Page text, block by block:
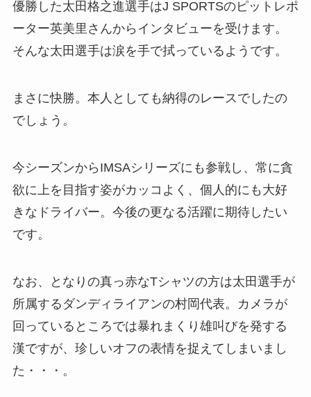
優勝した太田格之進選手はJ SPORTSのピットレポ
ーター英美里さんからインタビューを受けます。
そんな太田選手は涙を手で拭っているようです。
まさに快勝。本人としても納得のレースでしたの
でしょう。
今シーズンからIMSAシリーズにも参戦し、常に貪
欲に上を目指す姿がカッコよく、個人的にも大好
きなドライバー。今後の更なる活躍に期待したい
です。
なお、となりの真っ赤なTシャツの方は太田選手が
所属するダンディライアンの村岡代表。カメラが
回っているところでは暴れまくり雄叫びを発する
漢ですが、珍しいオフの表情を捉えてしまいまし
た・・・。